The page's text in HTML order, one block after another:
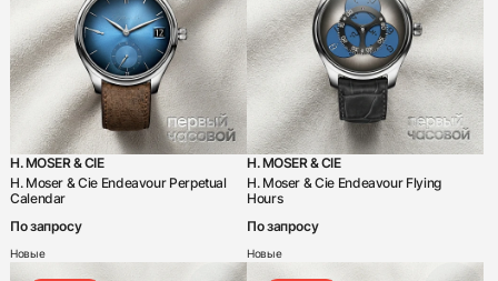
H. MOSER & CIE
H. Moser & Cie Endeavour Perpetual
Calendar
По запросу
Новые
H. MOSER & CIE
H. Moser & Cie Endeavour Flying
Hours
По запросу
Новые